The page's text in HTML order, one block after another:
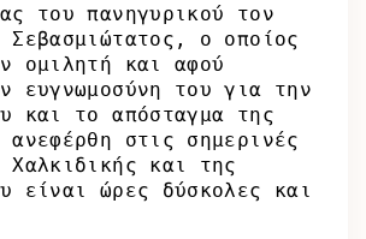
του πανηγυρικού τον
ο οποίος
ομιλητή και αφού
ευγνωμοσύνη του για την
και το απόσταγμα της
στις σημερινές
Χαλκιδικής και της
είναι ώρες δύσκολες και